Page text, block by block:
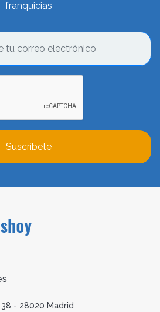
franquicias
Suscríbete
- 28020 Madrid